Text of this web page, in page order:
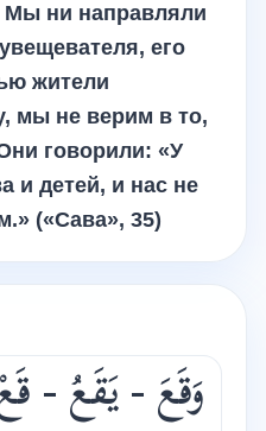
Мы ни направляли
его
жители
мы не верим в то,
говорили: «У
и детей, и нас не
(«Сава», 35)
وَقَعَ - يَقَعُ -